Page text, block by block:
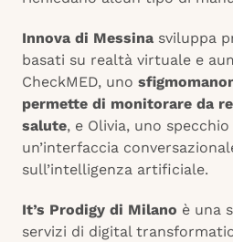
Innova di Messina sviluppa
basati su realtà virtuale e
CheckMED, uno
permette di monitorare da
salute, e Olivia, uno
un’interfaccia
sull’intelligenza artificiale.
It’s Prodigy di Milano è una
servizi di digital